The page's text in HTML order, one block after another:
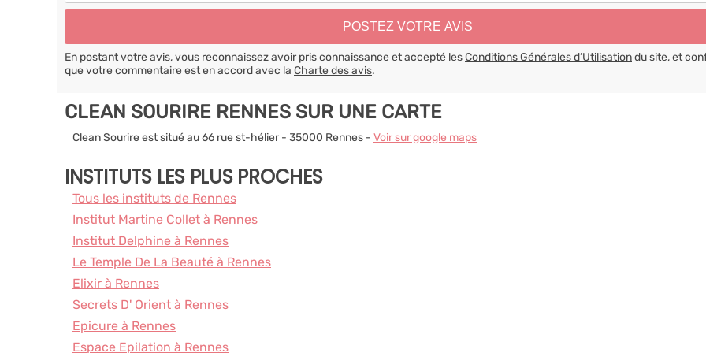
En postant votre avis, vous reconnaissez avoir pris connaissance et accepté lesConditions Générales d’Utilisationdu site, et
que votre commentaire est en accord avec la Charte des avis.
CLEAN SOURIRE RENNES SUR UNE CARTE
Clean Sourire est situé au 66 rue st-hélier - 35000 Rennes - Voir sur google maps
INSTITUTS LES PLUS PROCHES
Tous les instituts de Rennes
Institut Martine Collet à Rennes
Institut Delphine à Rennes
Le Temple De La Beauté à Rennes
Elixir à Rennes
Secrets D' Orient à Rennes
Epicure à Rennes
Espace Epilation à Rennes